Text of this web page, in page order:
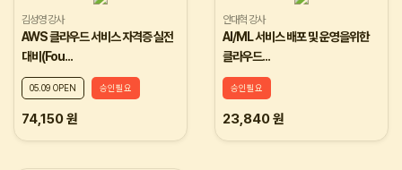
김성영 강사
AWS 클라우드 서비스 자격증 실전
대비(Fou...
05.09 OPEN 승인필요
74,150 원
안대혁 강사
AI/ML 서비스 배포 및 운영을위한
클라우드...
승인필요
23,840 원